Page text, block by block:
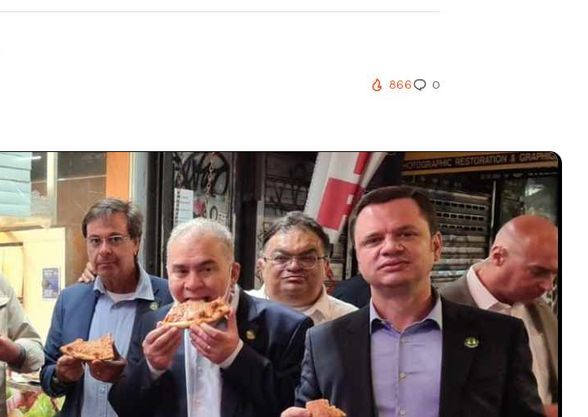
866 0